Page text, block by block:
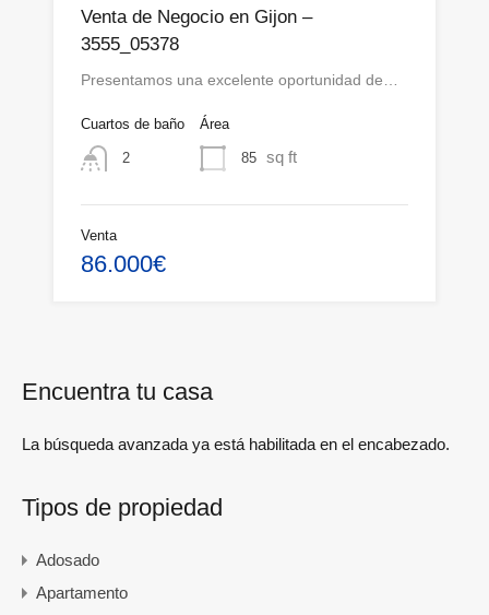
Venta de Negocio en Gijon –
3555_05378
Presentamos una excelente oportunidad de…
Cuartos de baño
2
Área
85 sq ft
Venta
86.000€
Encuentra tu casa
La búsqueda avanzada ya está habilitada en el encabezado.
Tipos de propiedad
Adosado
Apartamento